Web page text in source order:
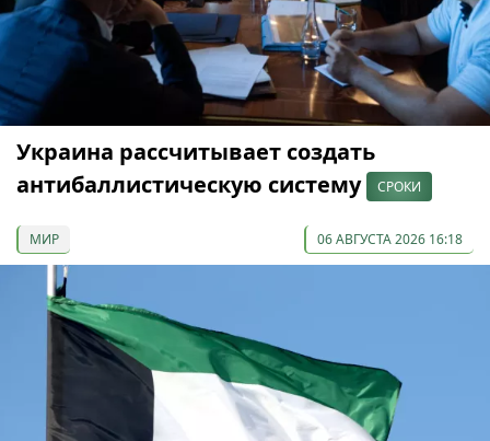
Украина рассчитывает создать
антибаллистическую систему
СРОКИ
МИР 06 АВГУСТА 2026 16:18